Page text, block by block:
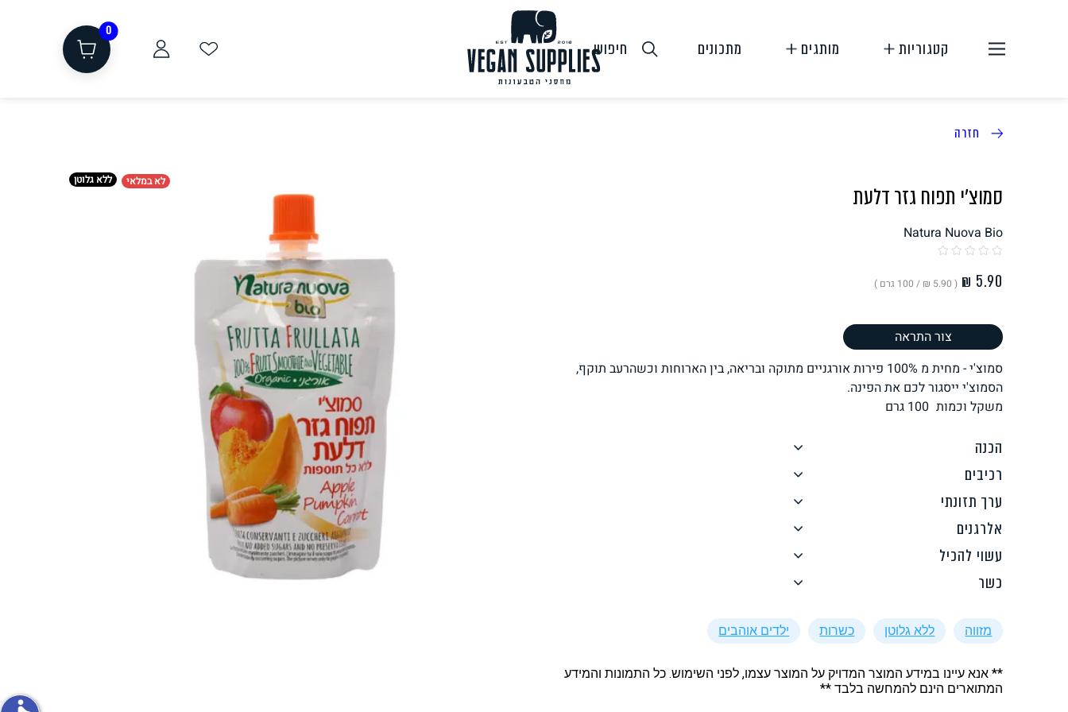
קטגוריות מותגים מתכונים חיפוש
0
תחליפי בשר שוקולד, חטיפים, חלבון
לחם, עוגות, מאפים גלידות טבעוניות פסטה, אטריות וקטניות פירות וירקות
ממרחים ורטבים עשיר בחלבון על האש
איטלקי אסייתי
חזרה
ללא גלוטן לא במלאי
סמוצ'י תפוח גזר דלעת
Natura Nuova Bio
( ‏5.90 ₪ / 100 גרם )
צור התראה
סמוצ'י - מחית מ 100% פירות אורגניים מתוקה ובריאה, בין הארוחות וכשהרעב תוקף,
הסמוצ'י ייסגור לכם את הפינה.
משקל וכמות
גרם
הכנה
רכיבים
ערך תזונתי
אלרגנים
עשוי להכיל
כשר
מזווה ללא גלוטן כשרות ילדים אוהבים
** אנא עיינו במידע המוצר המדויק על המוצר עצמו, לפני השימוש. כל התמונות והמידע
המתוארים הינם להמחשה בלבד **